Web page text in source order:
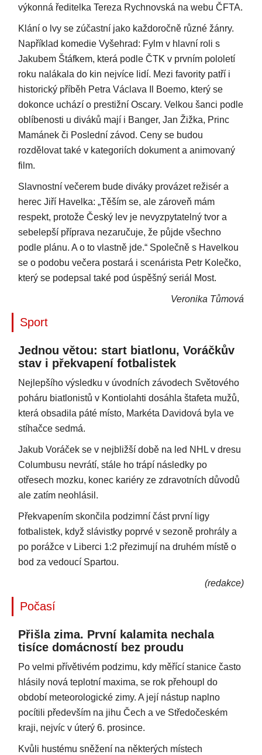
výkonná ředitelka Tereza Rychnovská na webu ČFTA.
Klání o lvy se zúčastní jako každoročně různé žánry.
Například komedie Vyšehrad: Fylm v hlavní roli s
Jakubem Štáfkem, která podle ČTK v prvním pololetí
roku nalákala do kin nejvíce lidí. Mezi favority patří i
historický příběh Petra Václava Il Boemo, který se
dokonce uchází o prestižní Oscary. Velkou šanci podle
oblíbenosti u diváků mají i Banger, Jan Žižka, Princ
Mamánek či Poslední závod. Ceny se budou
rozdělovat také v kategoriích dokument a animovaný
film.
Slavnostní večerem bude diváky provázet režisér a
herec Jiří Havelka: „Těším se, ale zároveň mám
respekt, protože Český lev je nevyzpytatelný tvor a
sebelepší příprava nezaručuje, že půjde všechno
podle plánu. A o to vlastně jde.“ Společně s Havelkou
se o podobu večera postará i scenárista Petr Kolečko,
který se podepsal také pod úspěšný seriál Most.
Veronika Tůmová
Sport
Jednou větou: start biatlonu, Voráčkův
stav i překvapení fotbalistek
Nejlepšího výsledku v úvodních závodech Světového
poháru biatlonistů v Kontiolahti dosáhla štafeta mužů,
která obsadila páté místo, Markéta Davidová byla ve
stíhačce sedmá.
Jakub Voráček se v nejbližší době na led NHL v dresu
Columbusu nevrátí, stále ho trápí následky po
otřesech mozku, konec kariéry ze zdravotních důvodů
ale zatím neohlásil.
Překvapením skončila podzimní část první ligy
fotbalistek, když slávistky poprvé v sezoně prohrály a
po porážce v Liberci 1:2 přezimují na druhém místě o
bod za vedoucí Spartou.
(redakce)
Počasí
Přišla zima. První kalamita nechala
tisíce domácností bez proudu
Po velmi přívětivém podzimu, kdy měřící stanice často
hlásily nová teplotní maxima, se rok přehoupl do
období meteorologické zimy. A její nástup naplno
pocítili především na jihu Čech a ve Středočeském
kraji, nejvíc v úterý 6. prosince.
Kvůli hustému sněžení na některých místech